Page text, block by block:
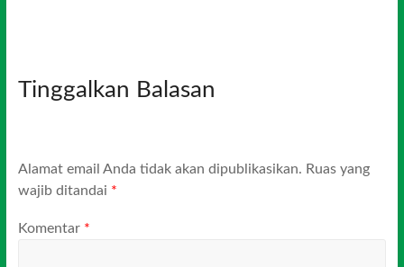
Tinggalkan Balasan
Alamat email Anda tidak akan dipublikasikan. Ruas yang
wajib ditandai *
Komentar *